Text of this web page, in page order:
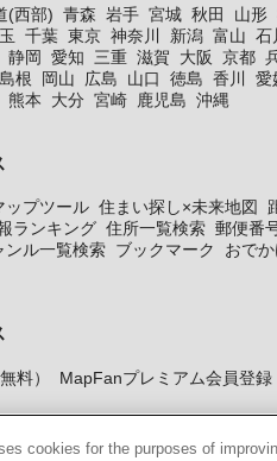
(西部) 青森 岩手 宮城 秋田 山形
千葉 東京 神奈川 新潟 富山 石
静岡 愛知 三重 滋賀 大阪 京都
島根 岡山 広島 山口 徳島 香川 愛
熊本 大分 宮崎 鹿児島 沖縄
ップツール 住まい探し×未来地図
ランキング 住所一覧検索 郵便番
ンル一覧検索 ブックマーク
おで
料）
MapFanプレミアム会員登録
cookies for the purposes of